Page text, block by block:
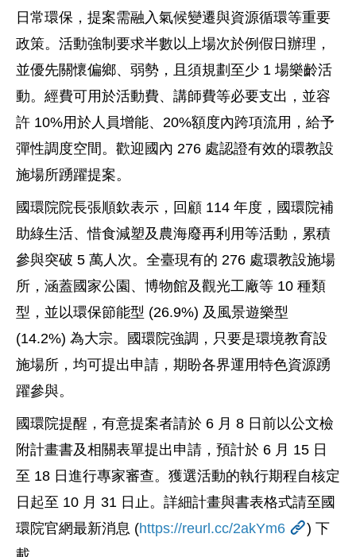
日常環保，提案需融入氣候變遷與資源循環等重要
政策。活動強制要求半數以上場次於例假日辦理，
並優先關懷偏鄉、弱勢，且須規劃至少 1 場樂齡活
動。經費可用於活動費、講師費等必要支出，並容
許 10%用於人員增能、20%額度內跨項流用，給予
彈性調度空間。歡迎國內 276 處認證有效的環教設
施場所踴躍提案。
國環院院長張順欽表示，回顧 114 年度，國環院補
助綠生活、惜食減塑及農海廢再利用等活動，累積
參與突破 5 萬人次。全臺現有的 276 處環教設施場
所，涵蓋國家公園、博物館及觀光工廠等 10 種類
型，並以環保節能型 (26.9%) 及風景遊樂型
(14.2%) 為大宗。國環院強調，只要是環境教育設
施場所，均可提出申請，期盼各界運用特色資源踴
躍參與。
國環院提醒，有意提案者請於 6 月 8 日前以公文檢
附計畫書及相關表單提出申請，預計於 6 月 15 日
至 18 日進行專家審查。獲選活動的執行期程自核定
日起至 10 月 31 日止。詳細計畫與書表格式請至國
環院官網最新消息 (https://reurl.cc/2akYm6
) 下